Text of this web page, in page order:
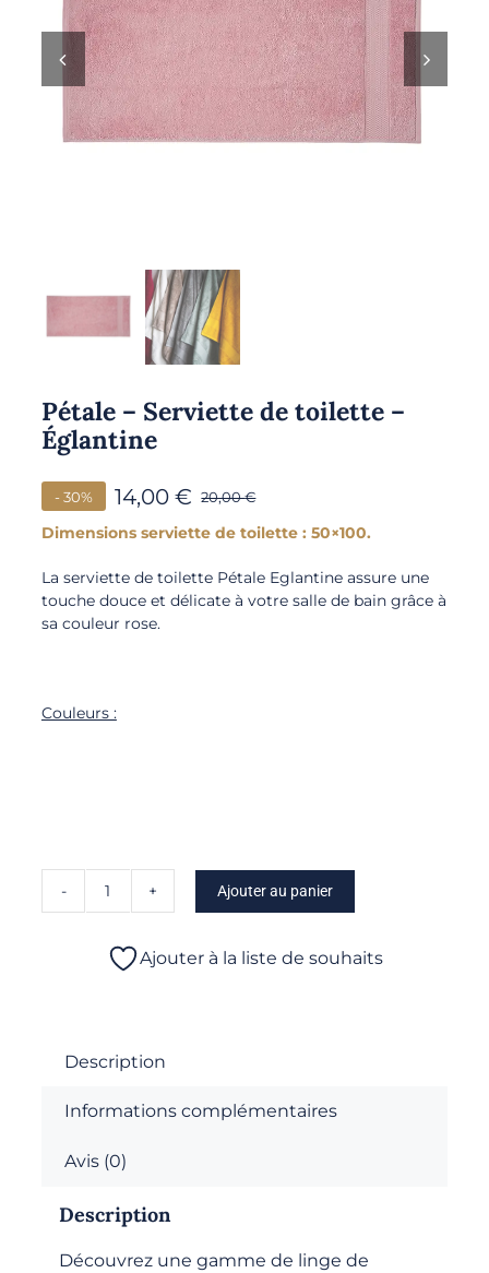
Pétale – Serviette de toilette –
Églantine
20,00€
14,00€
- 30%
Dimensions serviette de toilette : 50×100.
La serviette de toilette Pétale Eglantine assure une
touche douce et délicate à votre salle de bain grâce à
sa couleur rose.
Couleurs :
quantité
Pétale
toilette
Églantine
Ajouter au panier
Ajouter à la liste de souhaits
Description
Informations complémentaires
Avis (0)
Description
Découvrez une gamme de linge de